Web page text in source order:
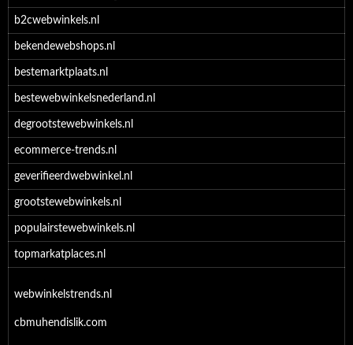
b2cwebwinkels.nl
bekendewebshops.nl
bestemarktplaats.nl
bestewebwinkelsnederland.nl
degrootstewebwinkels.nl
ecommerce-trends.nl
geverifieerdwebwinkel.nl
grootstewebwinkels.nl
populairstewebwinkels.nl
topmarkatplaces.nl
webwinkelstrends.nl
cbmuhendislik.com